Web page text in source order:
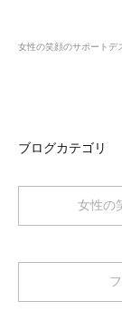
女性の笑顔のサポートデ
ブログカテゴリ
女性の